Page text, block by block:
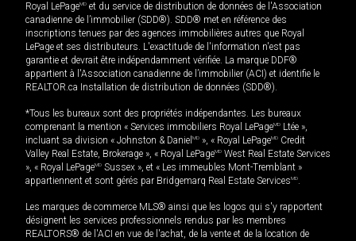
Royal LePageMD et du service de distribution de données de l'Association
canadienne de l’immobilier (SDD®). SDD® met en référence des
inscriptions tenues par des agences immobilières autres que Royal
LePage et ses distributeurs. L'exactitude de l'information n'est pas
garantie et devrait être indépendamment vérifiée. La marque DDF®
appartient à l'Association canadienne de l’immobilier (ACI) et identifie le
REALTOR.ca Installation de distribution de données (SDD®).
*Tous les bureaux sont des propriétés indépendantes. Les bureaux
comprenant la mention « Services immobiliers Royal LePageMD Ltée »,
incluant sa division « Johnston & Daniel MD », « Royal LePageMD Credit
Valley Real Estate, Brokerage », « Royal LePageMD West Real Estate Services
», « Royal LePageMD Sussex », et « Les immeubles Mont-Tremblant »
appartiennent et sont gérés par Bridgemarq Real Estate ServicesMD.
Les marques de commerce MLS® ainsi que les logos qui s'y rapportent
désignent les services professionnels rendus par les membres
REALTORS® de l'ACI en vue de l'achat, de la vente et de la location de